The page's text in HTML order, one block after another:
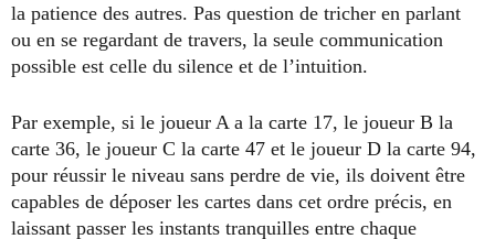
la patience des autres. Pas question de tricher en parlant
ou en se regardant de travers, la seule communication
possible est celle du silence et de l’intuition.
Par exemple, si le joueur A a la carte 17, le joueur B la
carte 36, le joueur C la carte 47 et le joueur D la carte 94,
pour réussir le niveau sans perdre de vie, ils doivent être
capables de déposer les cartes dans cet ordre précis, en
laissant passer les instants tranquilles entre chaque